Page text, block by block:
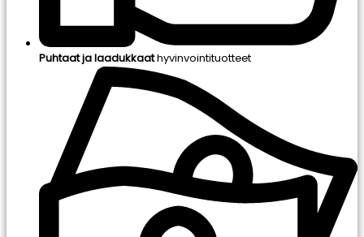
Puhtaat ja laadukkaathyvinvointituotteet